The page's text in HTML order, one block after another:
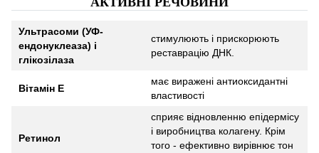
Ультрасоми (УФ-
ендонуклеаза) і
глікозілаза
стимулюють і прискорюють
реставрацію ДНК.
Вітамін Е
має виражені антиоксидантні
властивості
Ретинол
сприяє відновленню епідермісу
і виробництва колагену. Крім
того - ефективно вирівнює тон